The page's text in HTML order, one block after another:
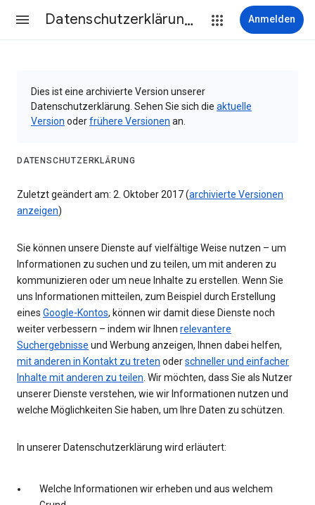
Datenschutzerklärung & Nutzungsbedingungen Anmelden
Dies ist eine archivierte Version unserer
Datenschutzerklärung. Sehen Sie sich die aktuelle
Version oderfrühere Versionen an.
DATENSCHUTZERKLÄRUNG
Zuletzt geändert am: 2. Oktober 2017 (archivierte Versionen
anzeigen)
Sie können unsere Dienste auf vielfältige Weise nutzen – um
Informationen zu suchen und zu teilen, um mit anderen zu
kommunizieren oder um neue Inhalte zu erstellen. Wenn Sie
uns Informationen mitteilen, zum Beispiel durch Erstellung
eines Google-Kontos, können wir damit diese Dienste noch
weiter verbessern – indem wir Ihnen relevantere
Suchergebnisse und Werbung anzeigen, Ihnen dabei helfen,
mit anderen in Kontakt zu treten oderschneller und einfacher
Inhalte mit anderen zu teilen. Wir möchten, dass Sie als Nutzer
unserer Dienste verstehen, wie wir Informationen nutzen und
welche Möglichkeiten Sie haben, um Ihre Daten zu schützen.
In unserer Datenschutzerklärung wird erläutert:
Welche Informationen wir erheben und aus welchem